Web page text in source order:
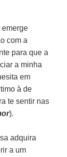
emerge
com a
para que a
a minha
em
à de
te sentir nas
).
adquira
a um